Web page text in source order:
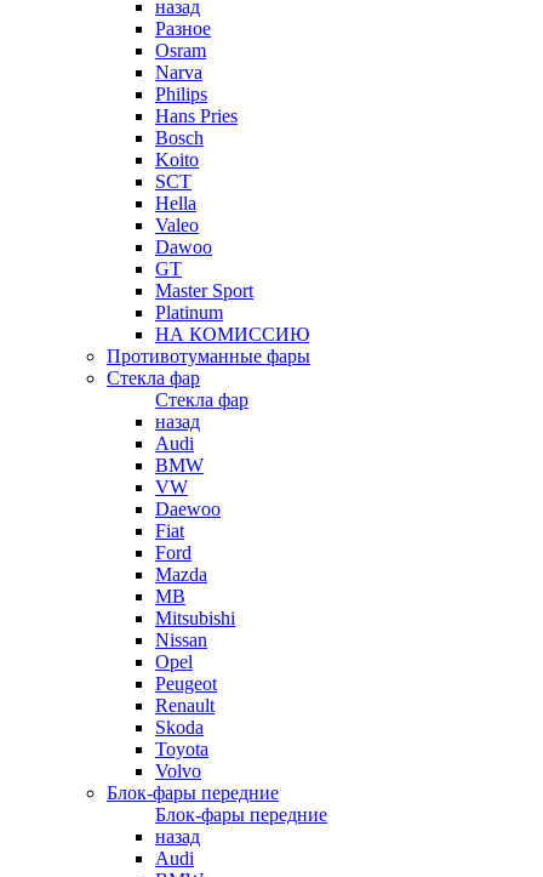
назад
Разное
Osram
Narva
Philips
Hans Pries
Bosch
Koito
SCT
Hella
Valeo
Dawoo
GT
Master Sport
Platinum
НА КОМИССИЮ
Противотуманные фары
Стекла фар
Стекла фар
назад
Audi
BMW
VW
Daewoo
Fiat
Ford
Mazda
MB
Mitsubishi
Nissan
Opel
Peugeot
Renault
Skoda
Toyota
Volvo
Блок-фары передние
Блок-фары передние
назад
Audi